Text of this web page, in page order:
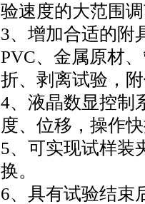
验速度的大范围
3、增加合适的附
PVC、金属原材
折、剥离试验，
4、液晶数显控制
度、位移，操作
5、可实现试样装
换。
6、具有试验结束